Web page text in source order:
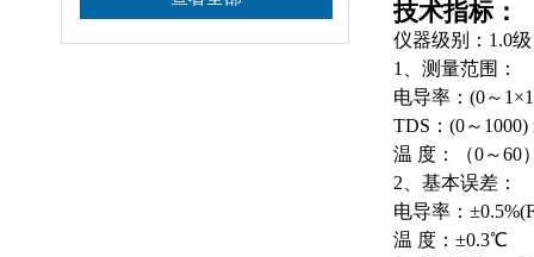
技术指标：
仪器级别：1.0
1、测量范围：
电导率：(0～
TDS：(0～1000)
温 度：（0～
2、基本误差：
电导率：
温 度：±0.3℃